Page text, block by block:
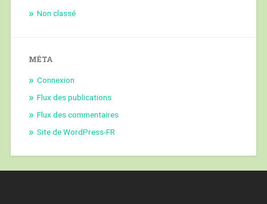
Non classé
MÉTA
Connexion
Flux des publications
Flux des commentaires
Site de WordPress-FR